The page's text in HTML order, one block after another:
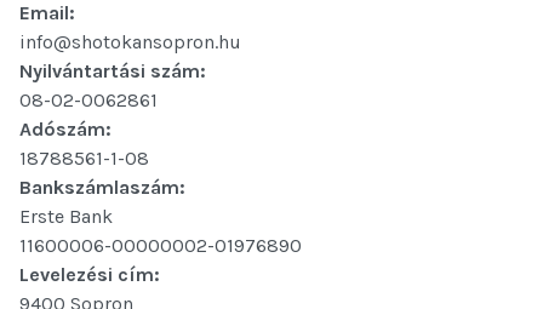
Email:
info@shotokansopron.hu
Nyilvántartási szám:
08-02-0062861
Adószám:
18788561-1-08
Bankszámlaszám:
Erste Bank
11600006-00000002-01976890
Levelezési cím:
9400 Sopron